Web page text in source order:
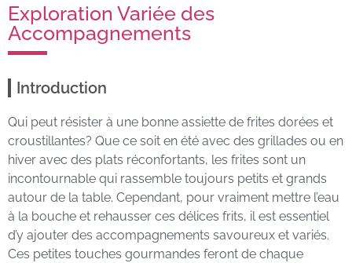
Exploration Variée des
Accompagnements
Introduction
Qui peut résister à une bonne assiette de frites dorées et
croustillantes? Que ce soit en été avec des grillades ou en
hiver avec des plats réconfortants, les frites sont un
incontournable qui rassemble toujours petits et grands
autour de la table. Cependant, pour vraiment mettre l’eau
à la bouche et rehausser ces délices frits, il est essentiel
d’y ajouter des accompagnements savoureux et variés.
Ces petites touches gourmandes feront de chaque